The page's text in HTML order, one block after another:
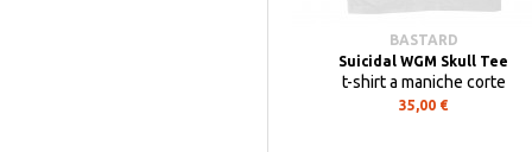
BASTARD
Suicidal WGM Skull Tee
t-shirt a maniche corte
35,00 €